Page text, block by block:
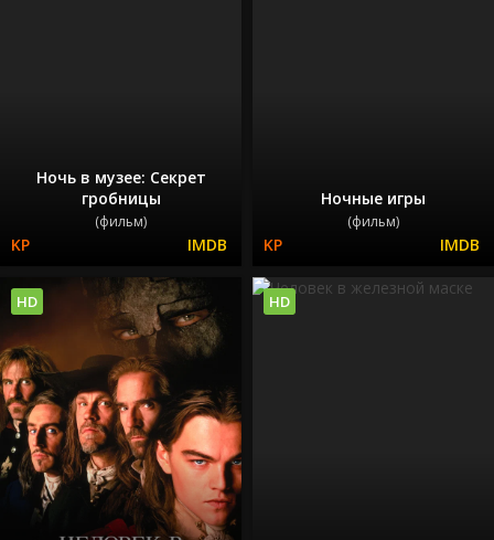
Ночь в музее: Секрет
гробницы
(фильм)
Ночные игры
(фильм)
HD HD